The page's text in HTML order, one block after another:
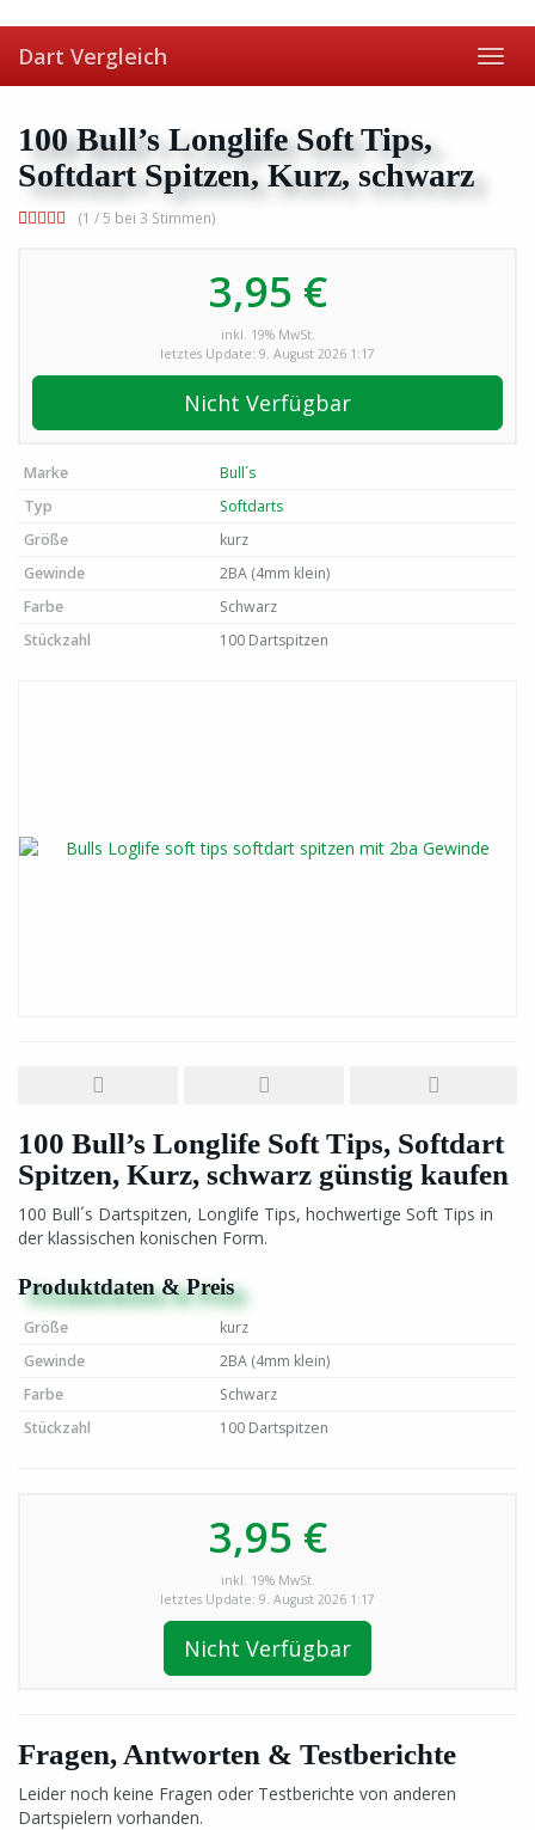
to
main
content
Dart Vergleich
100 Bull’s Longlife Soft Tips,
Softdart Spitzen, Kurz, schwarz
(1 / 5 bei 3 Stimmen)
3,95 €
inkl. 19% MwSt.
letztes Update: 9. August 2026 1:17
Nicht Verfügbar
Marke
Bull´s
Typ
Softdarts
Größe
kurz
Gewinde
2BA (4mm klein)
Farbe
Schwarz
Stückzahl
100 Dartspitzen
100 Bull’s Longlife Soft Tips, Softdart
Spitzen, Kurz, schwarz günstig kaufen
100 Bull´s Dartspitzen, Longlife Tips, hochwertige Soft Tips in
der klassischen konischen Form.
Produktdaten & Preis
Größe
kurz
Gewinde
2BA (4mm klein)
Farbe
Schwarz
Stückzahl
100 Dartspitzen
3,95 €
inkl. 19% MwSt.
letztes Update: 9. August 2026 1:17
Nicht Verfügbar
Fragen, Antworten & Testberichte
Leider noch keine Fragen oder Testberichte von anderen
Dartspielern vorhanden.